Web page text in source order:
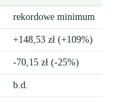
rekordowe minimum
+148,53 zł (+109%)
-70,15 zł (-25%)
b.d.